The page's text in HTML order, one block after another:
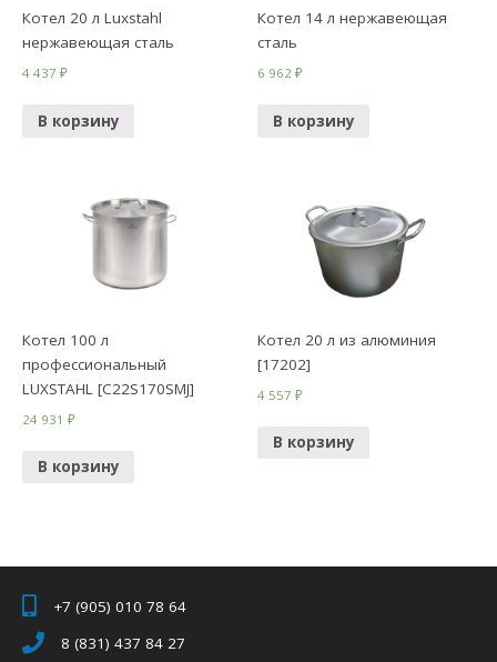
Котел 20 л Luxstahl
нержавеющая сталь
4 437₽
В корзину
Котел 14 л нержавеющая
сталь
6 962₽
В корзину
Котел 100 л
профессиональный
LUXSTAHL [C22S170SMJ]
24 931₽
В корзину
Котел 20 л из алюминия
[17202]
4 557₽
В корзину
+7 (905) 010 78 64
8 (831) 437 84 27